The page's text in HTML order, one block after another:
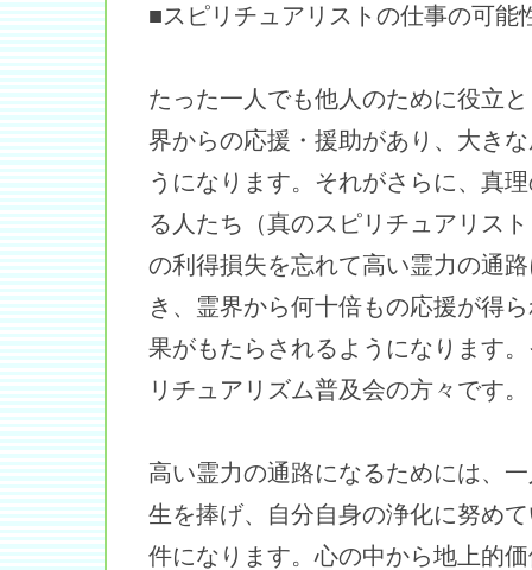
■スピリチュアリストの仕事の可能
たった一人でも他人のために役立
界からの応援・援助があり、大き
うになります。それがさらに、真
る人たち（真のスピリチュアリス
の利得損失を忘れて高い霊力の通
き、霊界から何十倍もの応援が得
果がもたらされるようになります
リチュアリズム普及会の方々です。
高い霊力の通路になるためには、
生を捧げ、自分自身の浄化に努め
件になります。心の中から地上的